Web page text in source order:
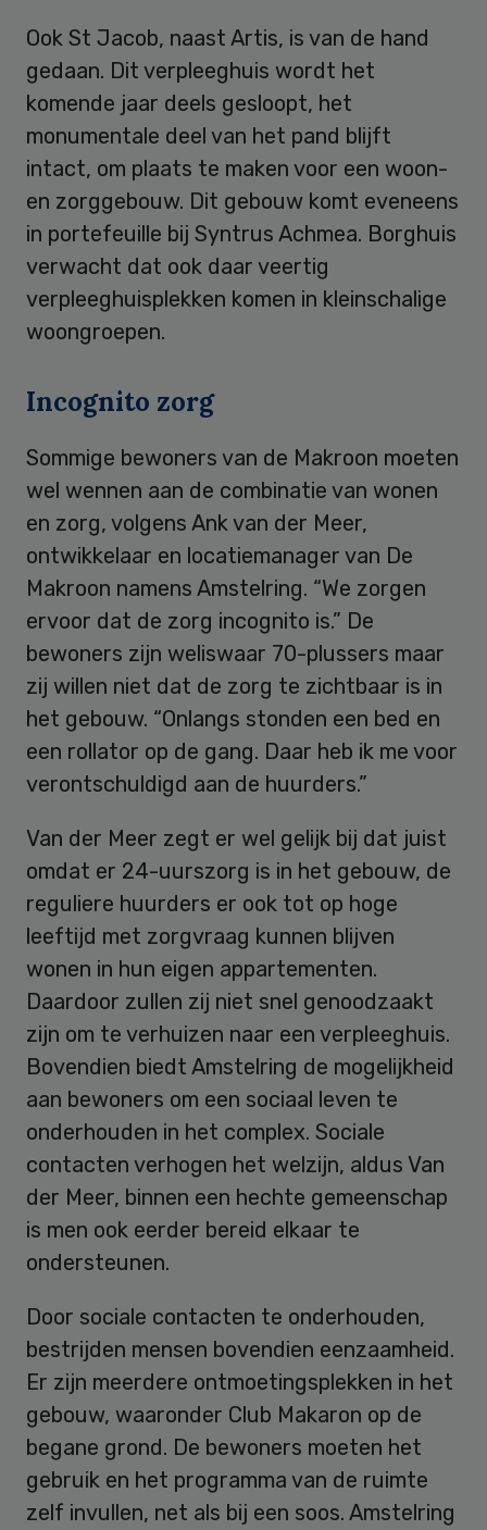
Ook St Jacob, naast Artis, is van de hand
gedaan. Dit verpleeghuis wordt het
komende jaar deels gesloopt, het
monumentale deel van het pand blijft
intact, om plaats te maken voor een woon-
en zorggebouw. Dit gebouw komt eveneens
in portefeuille bij Syntrus Achmea. Borghuis
verwacht dat ook daar veertig
verpleeghuisplekken komen in kleinschalige
woongroepen.
Incognito zorg
Sommige bewoners van de Makroon moeten
wel wennen aan de combinatie van wonen
en zorg, volgens Ank van der Meer,
ontwikkelaar en locatiemanager van De
Makroon namens Amstelring. “We zorgen
ervoor dat de zorg incognito is.” De
bewoners zijn weliswaar 70-plussers maar
zij willen niet dat de zorg te zichtbaar is in
het gebouw. “Onlangs stonden een bed en
een rollator op de gang. Daar heb ik me voor
verontschuldigd aan de huurders.”
Van der Meer zegt er wel gelijk bij dat juist
omdat er 24-uurszorg is in het gebouw, de
reguliere huurders er ook tot op hoge
leeftijd met zorgvraag kunnen blijven
wonen in hun eigen appartementen.
Daardoor zullen zij niet snel genoodzaakt
zijn om te verhuizen naar een verpleeghuis.
Bovendien biedt Amstelring de mogelijkheid
aan bewoners om een sociaal leven te
onderhouden in het complex. Sociale
contacten verhogen het welzijn, aldus Van
der Meer, binnen een hechte gemeenschap
is men ook eerder bereid elkaar te
ondersteunen.
Door sociale contacten te onderhouden,
bestrijden mensen bovendien eenzaamheid.
Er zijn meerdere ontmoetingsplekken in het
gebouw, waaronder Club Makaron op de
begane grond. De bewoners moeten het
gebruik en het programma van de ruimte
zelf invullen, net als bij een soos. Amstelring